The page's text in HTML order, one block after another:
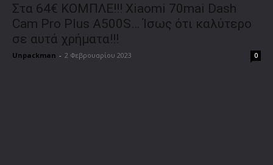
Στα 64€ ΚΟΜΠΛΕ!!! Xiaomi 70mai Dash
Cam Pro Plus A500S… Ίσως ότι καλύτερο
σε αυτά χρήματα!!!
Unpackman - 2 Φεβρουαρίου 2023 0